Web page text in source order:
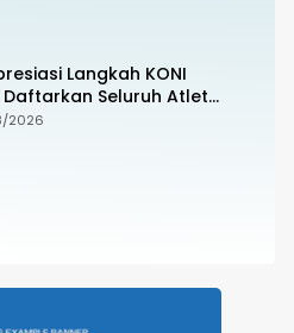
Langkah KONI
Seluruh Atlet
BPJS Ketenagakerjaan
2026